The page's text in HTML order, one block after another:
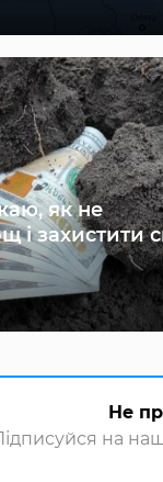
як не
і захистити
Не
на